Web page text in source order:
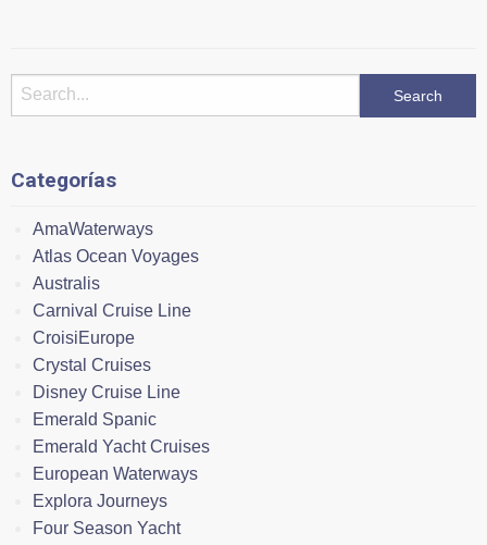
Categorías
AmaWaterways
Atlas Ocean Voyages
Australis
Carnival Cruise Line
CroisiEurope
Crystal Cruises
Disney Cruise Line
Emerald Spanic
Emerald Yacht Cruises
European Waterways
Explora Journeys
Four Season Yacht